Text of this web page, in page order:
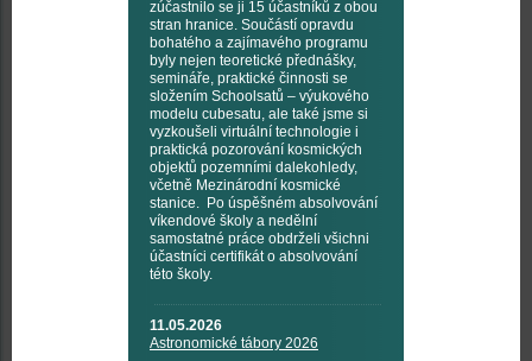
zúčastnilo se ji 15 účastníků z obou
stran hranice. Součástí opravdu
bohatého a zajímavého programu
byly nejen teoretické přednášky,
semináře, praktické činnosti se
složením Schoolsatů – výukového
modelu cubesatu, ale také jsme si
vyzkoušeli virtuální technologie i
praktická pozorování kosmických
objektů pozemními dalekohledy,
včetně Mezinárodní kosmické
stanice. Po úspěšném absolvování
víkendové školy a nedělní
samostatné práce obdrželi všichni
účastníci certifikát o absolvování
této školy.
11.05.2026
Astronomické tábory 2026